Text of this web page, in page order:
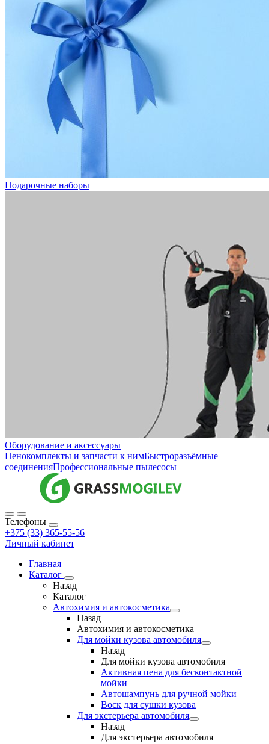
Подарочные наборы
Оборудование и аксессуары
Пенокомплекты и запчасти к нимБыстроразъёмные
соединенияПрофессиональные пылесосы
Телефоны
+375 (33) 365-55-56
Личный кабинет
Главная
Каталог
Назад
Каталог
Автохимия и автокосметика
Назад
Автохимия и автокосметика
Для мойки кузова автомобиля
Назад
Для мойки кузова автомобиля
Активная пена для бесконтактной
мойки
Автошампунь для ручной мойки
Воск для сушки кузова
Для экстерьера автомобиля
Назад
Для экстерьера автомобиля